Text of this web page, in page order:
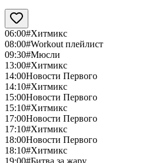
06:00#Хитмикс
08:00#Workout плейлист
09:30#Мюсли
13:00#Хитмикс
14:00Новости Первого
14:10#Хитмикс
15:00Новости Первого
15:10#Хитмикс
17:00Новости Первого
17:10#Хитмикс
18:00Новости Первого
18:10#Хитмикс
19:00#Битва за жару